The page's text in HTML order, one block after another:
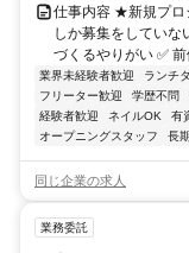
仕事内容 ★新規プロ
しか募集をしていな
づくるやりがい ✅
業界未経験者歓迎 ランチ
フリーター歓迎
学歴不問
経験者歓迎
ネイルOK 有
オープニングスタッフ
長
同じ企業の求人
業務委託